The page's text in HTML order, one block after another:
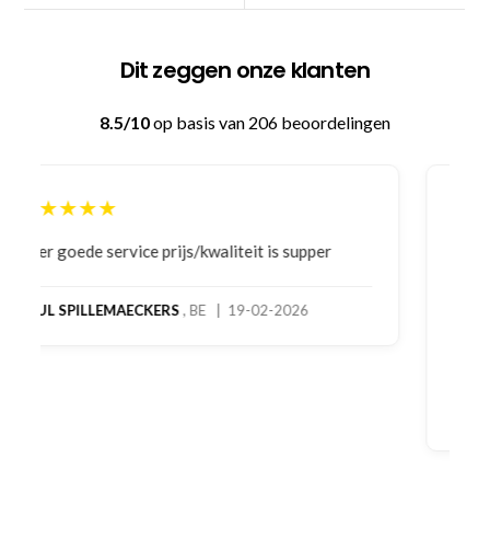
Dit zeggen onze klanten
8.5/10op basis van 206 beoordelingen
★★★★★
Bestelling gedaan vanwege goede prijzen en
bestelling al ontvangen met gifts, waardoor je